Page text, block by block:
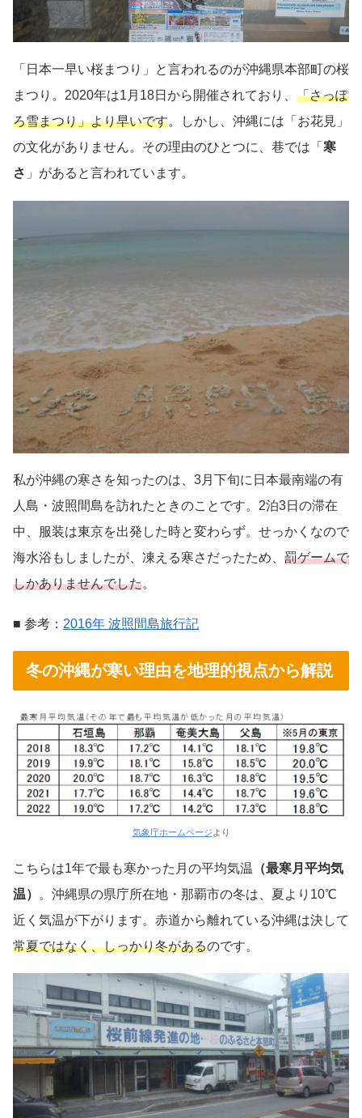
「日本一早い桜まつり」と言われるのが沖縄県本部町の桜
まつり。2020年は1月18日から開催されており、 「さっぽ
ろ雪まつり」より早いです。しかし、沖縄には「お花見」
の文化がありません。その理由のひとつに、巷では「 寒
さ 」があると言われています。
私が沖縄の寒さを知ったのは、3月下旬に日本最南端の有
人島・波照間島を訪れたときのことです。2泊3日の滞在
中、服装は東京を出発した時と変わらず。せっかくなので
海水浴もしましたが、凍える寒さだったため、 罰ゲームで
しかありませんでした。
■ 参考： 2016年 波照間島旅行記
冬の沖縄が寒い理由を地理的視点から解説
気象庁ホームページ より
こちらは1年で最も寒かった月の平均気温 （最寒月平均気
温）
。沖縄県の県庁所在地・那覇市の冬は、夏より10℃
近く気温が下がります。赤道から離れている沖縄は決して
常夏ではなく、しっかり冬があるのです。